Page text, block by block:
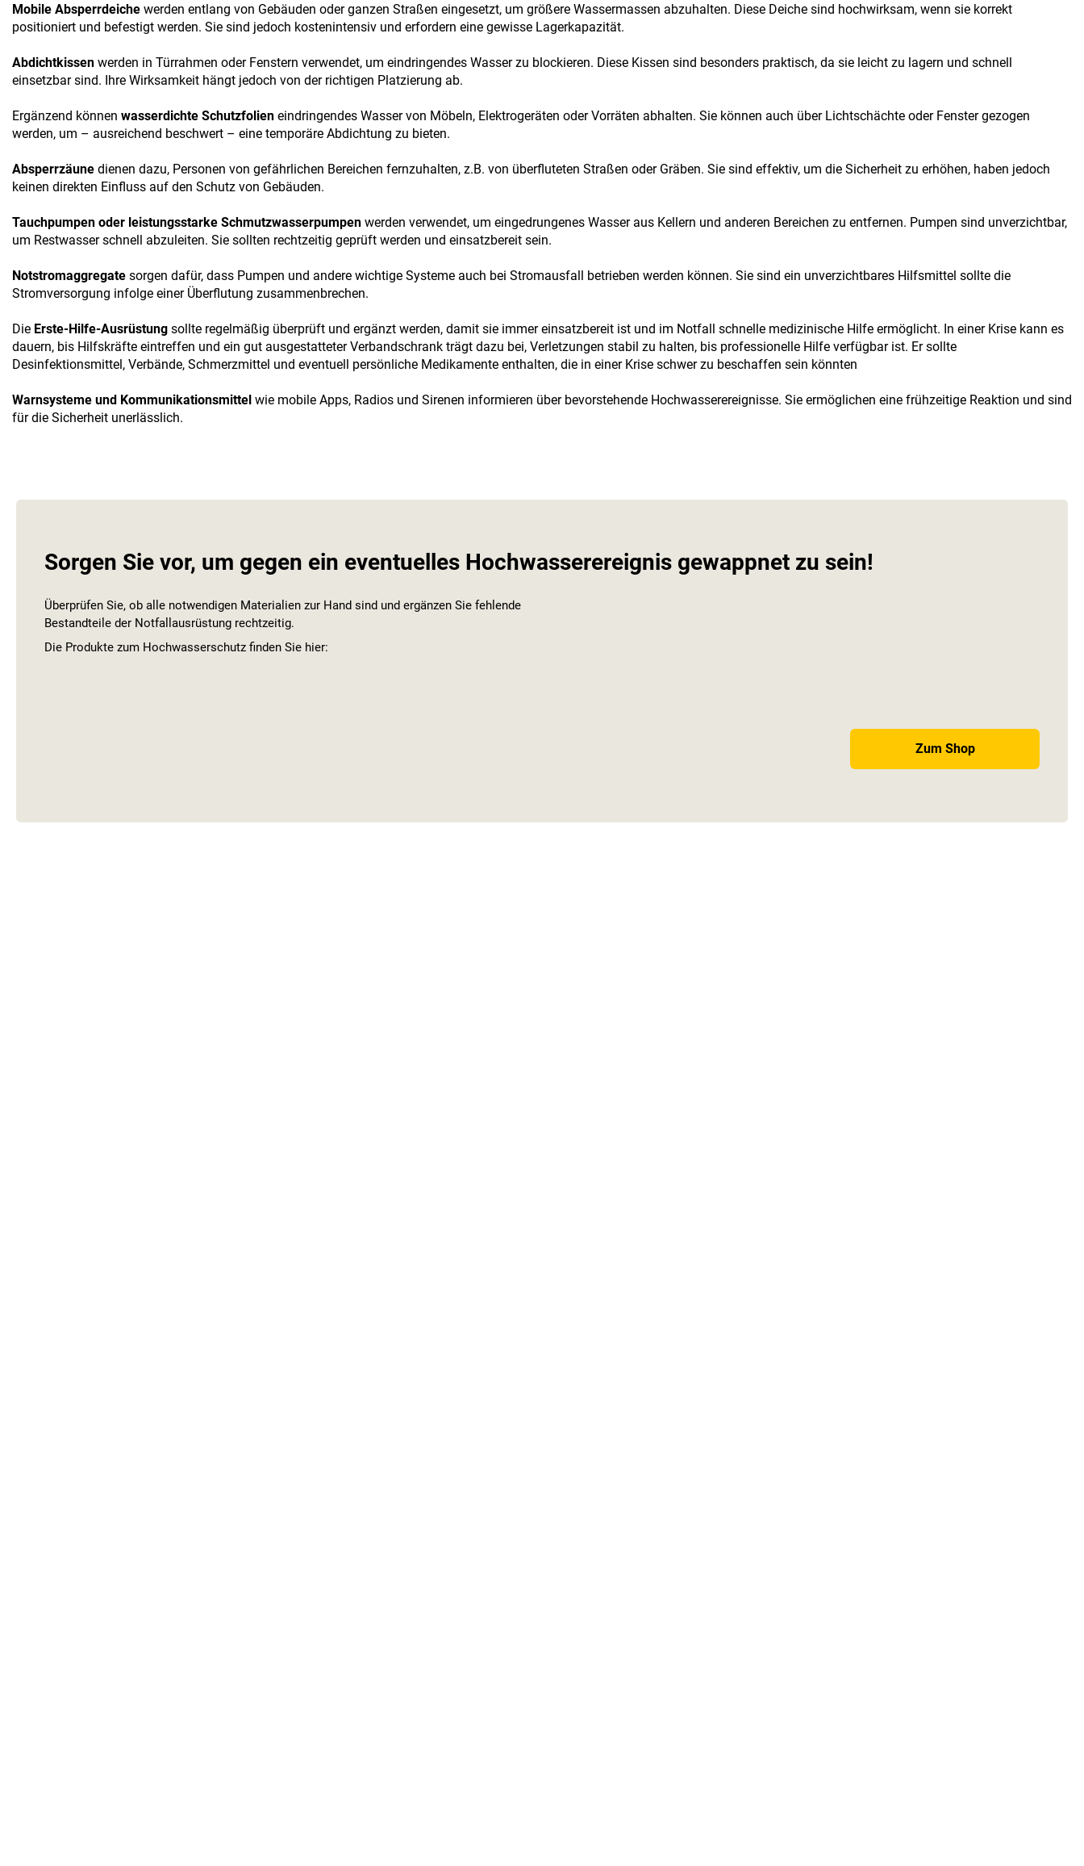
Mobile Absperrdeiche werden entlang von Gebäuden oder ganzen Straßen eingesetzt, um größere Wassermassen abzuhalten. Diese Deiche sind hochwirksam, wenn sie korrekt
positioniert und befestigt werden. Sie sind jedoch kostenintensiv und erfordern eine gewisse Lagerkapazität.
Abdichtkissen werden in Türrahmen oder Fenstern verwendet, um eindringendes Wasser zu blockieren. Diese Kissen sind besonders praktisch, da sie leicht zu lagern und schnell
einsetzbar sind. Ihre Wirksamkeit hängt jedoch von der richtigen Platzierung ab.
Ergänzend können wasserdichte Schutzfolien eindringendes Wasser von Möbeln, Elektrogeräten oder Vorräten abhalten. Sie können auch über Lichtschächte oder Fenster gezogen
werden, um – ausreichend beschwert – eine temporäre Abdichtung zu bieten.
Absperrzäune dienen dazu, Personen von gefährlichen Bereichen fernzuhalten, z.B. von überfluteten Straßen oder Gräben. Sie sind effektiv, um die Sicherheit zu erhöhen, haben jedoch
keinen direkten Einfluss auf den Schutz von Gebäuden.
Tauchpumpen oder leistungsstarke Schmutzwasserpumpen werden verwendet, um eingedrungenes Wasser aus Kellern und anderen Bereichen zu entfernen. Pumpen sind unverzichtbar,
um Restwasser schnell abzuleiten. Sie sollten rechtzeitig geprüft werden und einsatzbereit sein.
Notstromaggregate sorgen dafür, dass Pumpen und andere wichtige Systeme auch bei Stromausfall betrieben werden können. Sie sind ein unverzichtbares Hilfsmittel sollte die
Stromversorgung infolge einer Überflutung zusammenbrechen.
Die Erste-Hilfe-Ausrüstung sollte regelmäßig überprüft und ergänzt werden, damit sie immer einsatzbereit ist und im Notfall schnelle medizinische Hilfe ermöglicht. In einer Krise kann es
dauern, bis Hilfskräfte eintreffen und ein gut ausgestatteter Verbandschrank trägt dazu bei, Verletzungen stabil zu halten, bis professionelle Hilfe verfügbar ist. Er sollte
Desinfektionsmittel, Verbände, Schmerzmittel und eventuell persönliche Medikamente enthalten, die in einer Krise schwer zu beschaffen sein könnten
Warnsysteme und Kommunikationsmittel wie mobile Apps, Radios und Sirenen informieren über bevorstehende Hochwasserereignisse. Sie ermöglichen eine frühzeitige Reaktion und sind
für die Sicherheit unerlässlich.
Sorgen Sie vor, um gegen ein eventuelles Hochwasserereignis gewappnet zu sein!
Überprüfen Sie, ob alle notwendigen Materialien zur Hand sind und ergänzen Sie fehlende
Bestandteile der Notfallausrüstung rechtzeitig.
Die Produkte zum Hochwasserschutz finden Sie hier:
Zum Shop